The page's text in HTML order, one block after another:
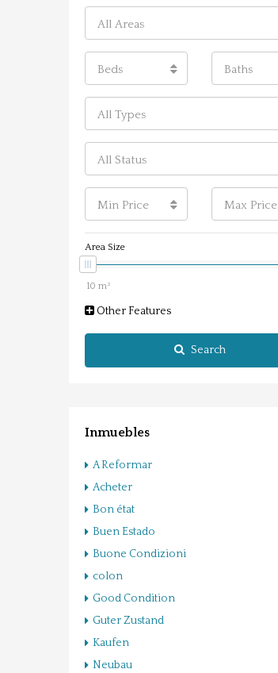
All Areas
Beds Baths
All Types
All Status
Min Price Max Price
Area Size
Other Features
Search
Inmuebles
A Reformar
Acheter
Bon état
Buen Estado
Buone Condizioni
colon
Good Condition
Guter Zustand
Kaufen
Neubau